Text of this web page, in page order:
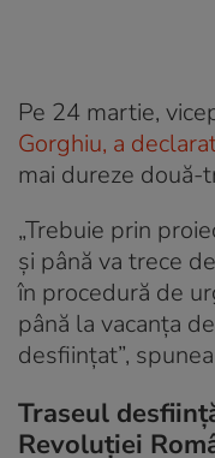
Pe 24 martie,
Gorghiu, a
mai dureze două-
„Trebuie prin
și până va trece
în procedură de
până la vacanța
desființat”,
Traseul
Revoluției